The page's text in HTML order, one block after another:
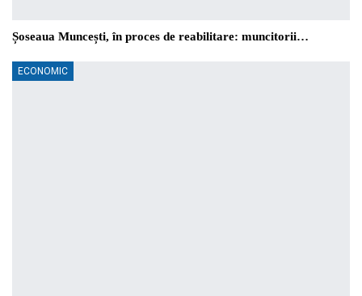
Șoseaua Muncești, în proces de reabilitare: muncitorii…
ECONOMIC